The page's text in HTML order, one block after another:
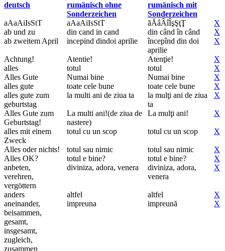
deutsch
rumänisch ohne
Sonderzeichen
rumänisch mit
Sonderzeichen
aAaAiIsStT
aAaAiIsStT ăĂâÂîÎşŞţŢ
X
ab und zu
din cand in cand din când în când
X
ab zweitem April
incepind dindoi aprilie
începînd din doi
aprilie
X
Achtung! Atentie! Atenţie!
X
alles
totul totul
X
Alles Gute
Numai bine Numai bine
X
alles gute
toate cele bune toate cele bune
X
alles gute zum
geburtstag
la multi ani de ziua ta
la mulţi ani de ziua
ta
X
Alles Gute zum
Geburtstag!
La multi ani!(de ziua de
nastere)
La mulţi ani! X
alles mit einem
Zweck
totul cu un scop totul cu un scop X
Alles oder nichts! totul sau nimic totul sau nimic
X
Alles OK?
totul e bine? totul e bine?
X
anbeten,
verehren,
vergöttern
diviniza, adora, venera
diviniza, adora,
venera
X
anders altfel altfel
X
aneinander,
beisammen,
gesamt,
insgesamt,
zugleich,
zusammen
impreuna impreună X